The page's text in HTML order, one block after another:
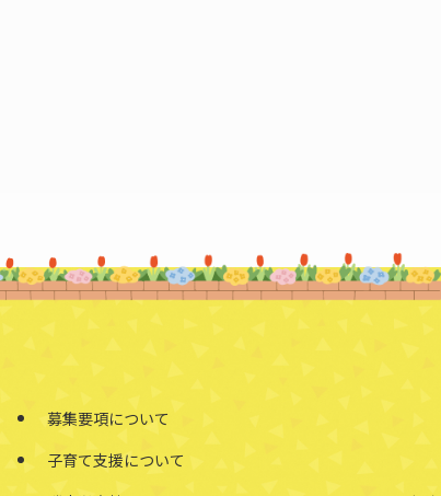
募集要項について
子育て支援について